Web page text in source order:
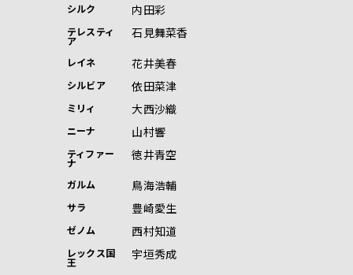
シルク 内田彩
テレスティ
ア
石見舞菜香
レイネ 花井美春
シルビア 依田菜津
ミリィ 大西沙織
ニーナ 山村響
ティファー
ナ
徳井青空
ガルム 鳥海浩輔
サラ 豊崎愛生
ゼノム 西村知道
レックス国
王
宇垣秀成